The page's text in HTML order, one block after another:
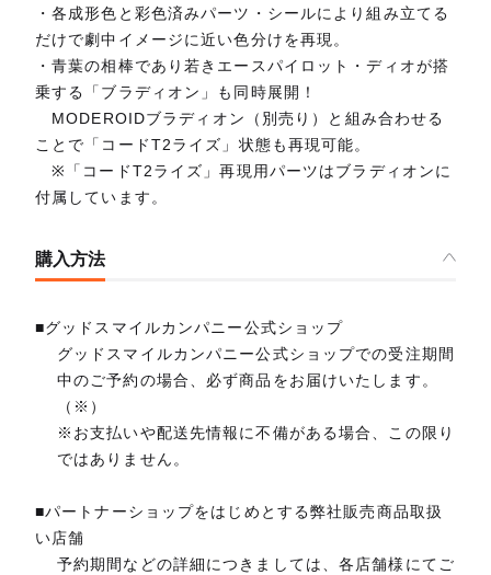
・各成形色と彩色済みパーツ・シールにより組み立てる
だけで劇中イメージに近い色分けを再現。
・青葉の相棒であり若きエースパイロット・ディオが搭
乗する「ブラディオン」も同時展開！
MODEROIDブラディオン（別売り）と組み合わせる
ことで「コードT2ライズ」状態も再現可能。
※「コードT2ライズ」再現用パーツはブラディオンに
付属しています。
購入方法
■グッドスマイルカンパニー公式ショップ
グッドスマイルカンパニー公式ショップでの受注期間
中のご予約の場合、必ず商品をお届けいたします。
（※）
※お支払いや配送先情報に不備がある場合、この限り
ではありません。
■パートナーショップをはじめとする弊社販売商品取扱
い店舗
予約期間などの詳細につきましては、各店舗様にてご